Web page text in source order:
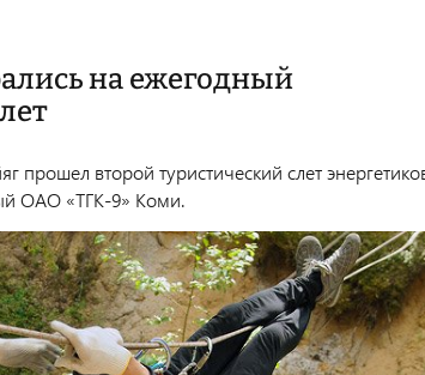
на ежегодный
прошел второй туристический слет
ОАО «ТГК-9» Коми.